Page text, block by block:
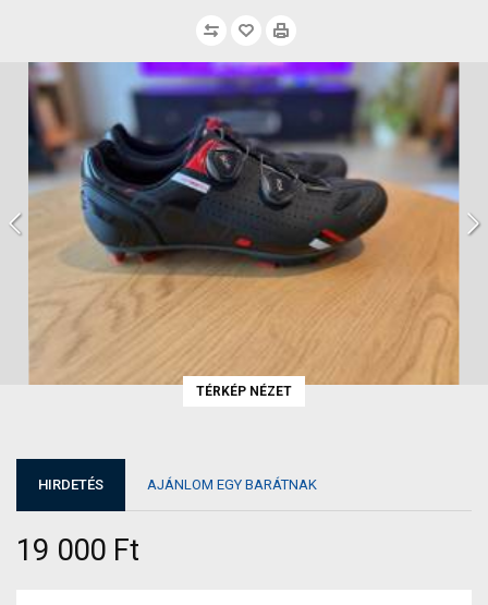
TÉRKÉP NÉZET
HIRDETÉS AJÁNLOM EGY BARÁTNAK
19 000 Ft